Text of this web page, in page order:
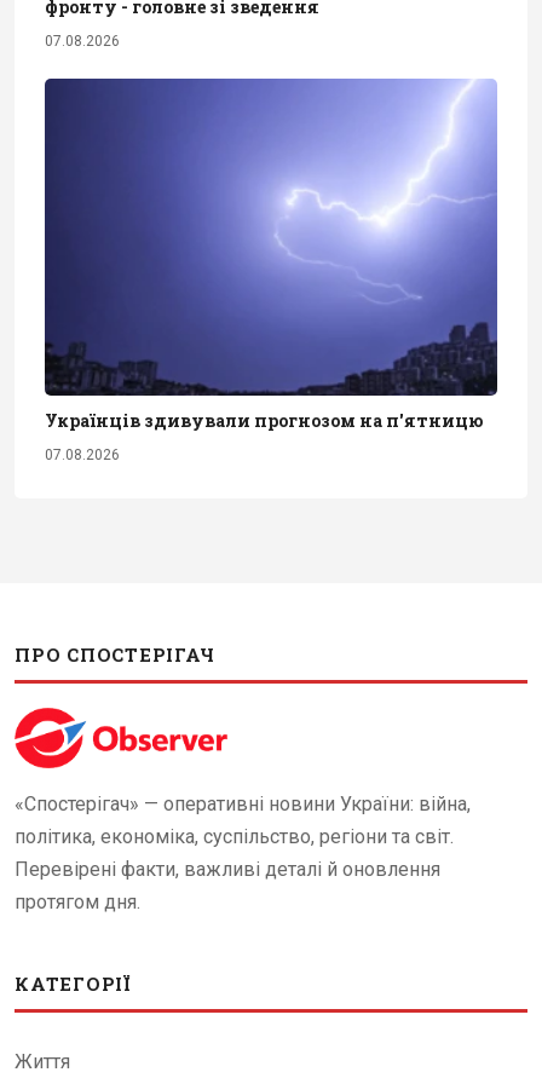
фронту - головне зі зведення
07.08.2026
Українців здивували прогнозом на п'ятницю
07.08.2026
ПРО СПОСТЕРІГАЧ
«Спостерігач» — оперативні новини України: війна,
політика, економіка, суспільство, регіони та світ.
Перевірені факти, важливі деталі й оновлення
протягом дня.
КАТЕГОРІЇ
Життя